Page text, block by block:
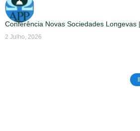
Conferência Novas Sociedades Longevas
2 Julho, 2026